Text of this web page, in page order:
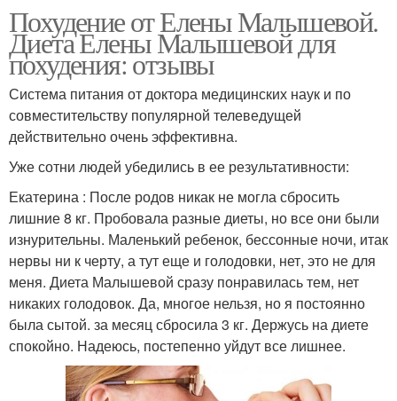
Похудение от Елены Малышевой.
Диета Елены Малышевой для
похудения: отзывы
Система питания от доктора медицинских наук и по
совместительству популярной телеведущей
действительно очень эффективна.
Уже сотни людей убедились в ее результативности:
Екатерина : После родов никак не могла сбросить
лишние 8 кг. Пробовала разные диеты, но все они были
изнурительны. Маленький ребенок, бессонные ночи, итак
нервы ни к черту, а тут еще и голодовки, нет, это не для
меня. Диета Малышевой сразу понравилась тем, нет
никаких голодовок. Да, многое нельзя, но я постоянно
была сытой. за месяц сбросила 3 кг. Держусь на диете
спокойно. Надеюсь, постепенно уйдут все лишнее.